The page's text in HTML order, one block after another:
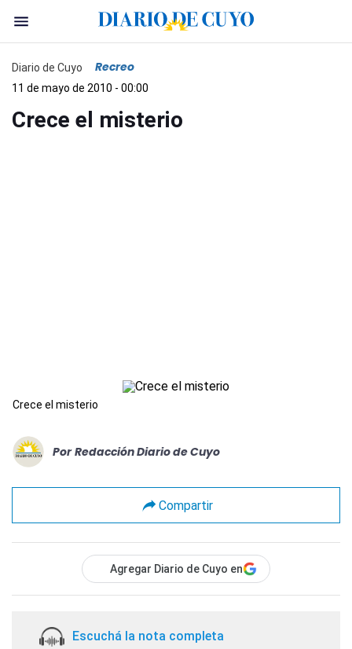
Diario de Cuyo Recreo
11 de mayo de 2010 - 00:00
Crece el misterio
Crece el misterio
Por Redacción Diario de Cuyo
Compartir
Agregar Diario de Cuyo en
Escuchá la nota completa